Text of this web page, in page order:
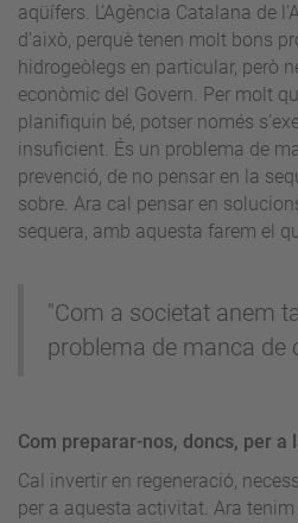
aqüífers. L’Agència Catalana de
d’això, perquè tenen molt bons
hidrogeòlegs en particular, però
econòmic del Govern. Per molt
planifiquin bé, potser només
insuficient. És un problema de
prevenció, de no pensar en la
sobre. Ara cal pensar en
sequera, amb aquesta farem el
"Com a societat anem
problema de manca de
Com preparar-nos, doncs, per a
Cal invertir en regeneració,
per a aquesta activitat. Ara